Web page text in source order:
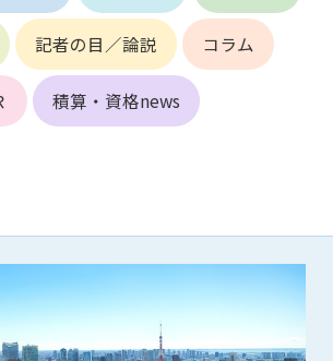
記者の目／論説 コラム
積算・資格news
スワードの管理）
管理者が発行したIDおよびパスワードの使
いて責任を負うものとします。
およびパスワードを、貸与、譲渡、売買、
ず、第三者に利用させることはできませ
WEB上で以下の行為をしないものとしま
理者の著作権、その他知的所有権を侵害す